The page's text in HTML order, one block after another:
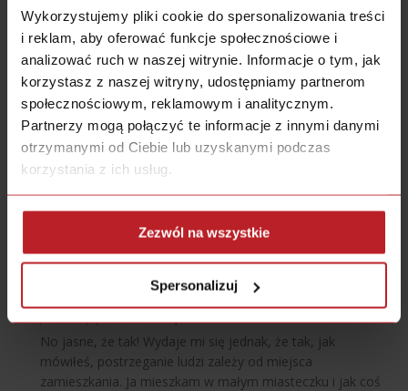
Wykorzystujemy pliki cookie do spersonalizowania treści
i reklam, aby oferować funkcje społecznościowe i
analizować ruch w naszej witrynie. Informacje o tym, jak
korzystasz z naszej witryny, udostępniamy partnerom
społecznościowym, reklamowym i analitycznym.
Partnerzy mogą połączyć te informacje z innymi danymi
otrzymanymi od Ciebie lub uzyskanymi podczas
korzystania z ich usług.
Zezwól na wszystkie
Spersonalizuj
– wysoka kultura osobista
– są oczytani
– mają umiejętności komunikacyjne: uczą się argumentacji,
retoryki (jeśli zajęcia nie sprowadzają się tylko do
słuchania, ale też toczą się dyskusje)
To wszystko są cechy jakie są potrzebne na stanowisku
menagera 🙂
Sam się zastanawiałem, czy sobie jeszcze filozofii nie
Reply toBartek Popiel
No jasne, że tak! Wydaje mi się jednak, że tak, jak
mówiłeś, postrzeganie ludzi zależy od miejsca
zamieszkania. Ja mieszkam w małym miasteczku i jak coś